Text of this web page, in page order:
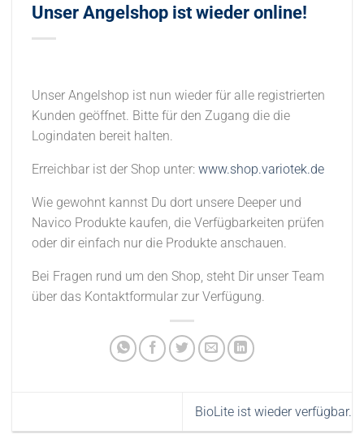
Unser Angelshop ist wieder online!
Unser Angelshop ist nun wieder für alle registrierten
Kunden geöffnet. Bitte für den Zugang die die
Logindaten bereit halten.
Erreichbar ist der Shop unter: www.shop.variotek.de
Wie gewohnt kannst Du dort unsere Deeper und
Navico Produkte kaufen, die Verfügbarkeiten prüfen
oder dir einfach nur die Produkte anschauen.
Bei Fragen rund um den Shop, steht Dir unser Team
über das Kontaktformular zur Verfügung.
BioLite ist wieder verfügbar.